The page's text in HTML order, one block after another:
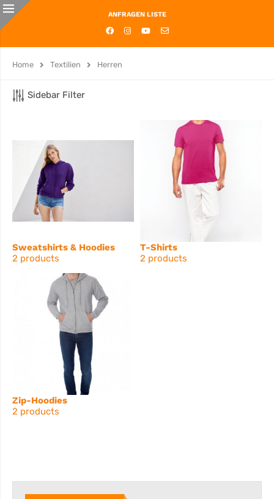
ANFRAGEN LISTE
Home Textilien Herren
Sidebar Filter
Sweatshirts & Hoodies
2 products
T-Shirts
2 products
Zip-Hoodies
2 products